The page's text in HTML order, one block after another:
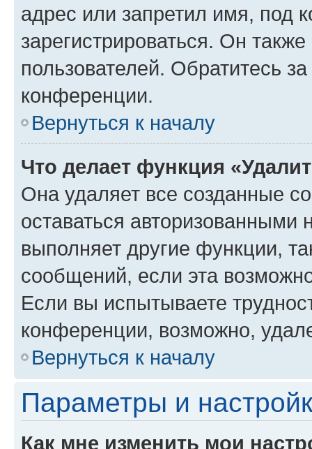
адрес или запретил имя, под
зарегистрироваться. Он
пользователей. Обратитесь
конференции.
Вернуться к началу
Что делает функция
Она удаляет все созданные
оставаться авторизованными
выполняет другие функции,
сообщений, если эта
Если вы испытываете
конференции, возможно,
Вернуться к началу
Параметры и
Как мне изменить мои